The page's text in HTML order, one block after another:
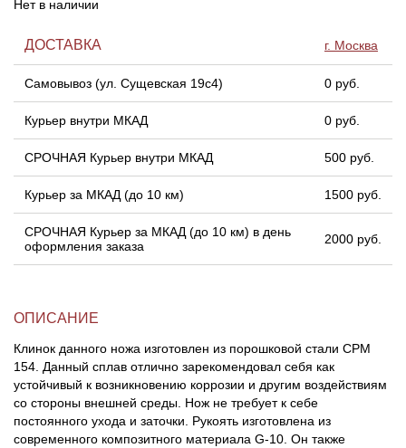
Нет в наличии
ДОСТАВКА г. Москва
Самовывоз (ул. Сущевская 19с4) 0 руб.
Курьер внутри МКАД 0 руб.
СРОЧНАЯ Курьер внутри МКАД 500 руб.
Курьер за МКАД (до 10 км) 1500 руб.
СРОЧНАЯ Курьер за МКАД (до 10 км) в день
оформления заказа
2000 руб.
ОПИСАНИЕ
Клинок данного ножа изготовлен из порошковой стали СРМ
154. Данный сплав отлично зарекомендовал себя как
устойчивый к возникновению коррозии и другим воздействиям
со стороны внешней среды. Нож не требует к себе
постоянного ухода и заточки. Рукоять изготовлена из
современного композитного материала G-10. Он также
Линейки для настройки лука
Полочки для лука
Плунжеры для лука
Киссеры для лука
Охотничьи ножи
Ножи складные